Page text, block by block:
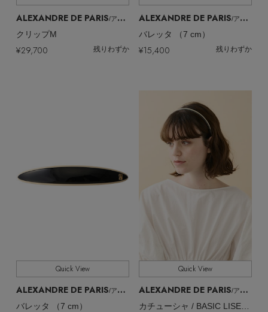
ALEXANDRE DE PARIS/アレクサンドル ドゥ パリ
クリップM
¥29,700 残りわずか
ALEXANDRE DE PARIS/アレクサンドル ドゥ パリ
バレッタ （7 cm）
¥15,400 残りわずか
Quick View
ALEXANDRE DE PARIS/アレクサンドル ドゥ パリ
バレッタ （7 cm）
Quick View
ALEXANDRE DE PARIS/アレクサンドル ドゥ パリ
カチューシャ / BASIC LISERAI